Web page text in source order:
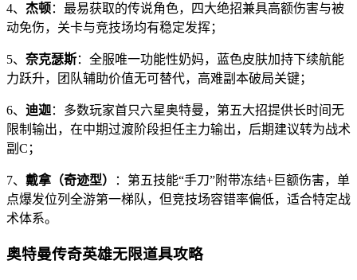
4、 杰顿：最易获取的传说角色，四大绝招兼具高额伤害与被
动免伤，关卡与竞技场均有稳定发挥；
5、 奈克瑟斯：全服唯一功能性奶妈，蓝色皮肤加持下续航能
力跃升，团队辅助价值无可替代，高难副本破局关键；
6、 迪迦：多数玩家首只六星奥特曼，第五大招提供长时间无
限制输出，在中期过渡阶段担任主力输出，后期建议转为战术
副C；
7、 戴拿（奇迹型）
：第五技能“手刀”附带冻结+巨额伤害，单
点爆发位列全游第一梯队，但竞技场容错率偏低，适合特定战
术体系。
奥特曼传奇英雄无限道具攻略